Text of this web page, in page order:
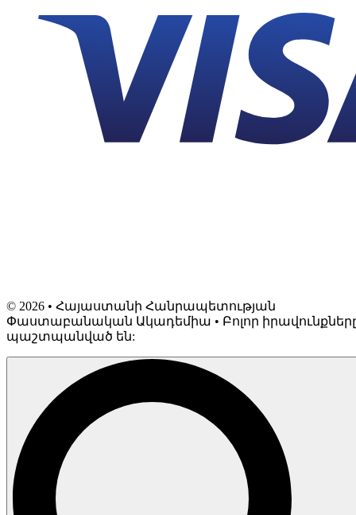
© 2026 • Հայաստանի Հանրապետության
Փաստաբանական Ակադեմիա • Բոլոր
պաշտպանված են: